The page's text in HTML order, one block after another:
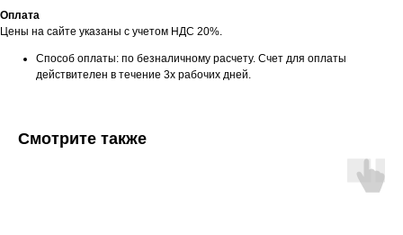
Оплата
Цены на сайте указаны с учетом НДС 20%.
Способ оплаты: по безналичному расчету. Счет для оплаты
действителен в течение 3х рабочих дней.
Смотрите также